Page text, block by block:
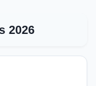
2026